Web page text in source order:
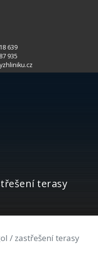
639
935
terasy
/ zastřešení terasy